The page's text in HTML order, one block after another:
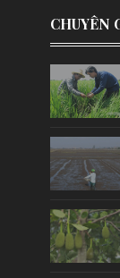
CHUYÊN